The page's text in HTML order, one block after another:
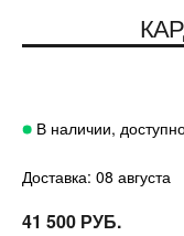
В наличии,
Доставка: 08 августа
41 500 РУБ.